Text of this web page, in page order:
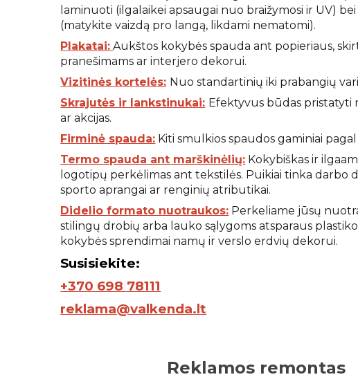
laminuoti (ilgalaikei apsaugai nuo braižymosi ir UV)
(matykite vaizdą pro langą, likdami nematomi).
Plakatai: Aukštos kokybės spauda ant popieriaus,
pranešimams ar interjero dekorui.
Vizitinės kortelės: Nuo standartinių iki prabangių
Skrajutės ir lankstinukai: Efektyvus būdas pristatyti
ar akcijas.
Firminė spauda: Kiti smulkios spaudos gaminiai
Termo spauda ant marškinėlių: Kokybiškas ir
logotipų perkėlimas ant tekstilės. Puikiai tinka darbo
sporto aprangai ar renginių atributikai.
Didelio formato nuotraukos: Perkeliame jūsų
stilingų drobių arba lauko sąlygoms atsparaus
kokybės sprendimai namų ir verslo erdvių dekorui.
Susisiekite:
+370 698 78111
reklama@valkenda.lt
Reklamos remontas